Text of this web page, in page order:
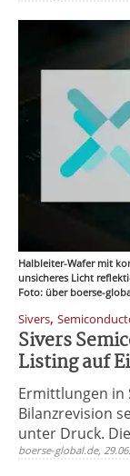
Halbleiter-Wafer mit
unsicheres Licht
Foto: über boerse-
Sivers,
Sivers
Listing auf
Ermittlungen in
Bilanzrevision
unter Druck.
boerse-global.de,